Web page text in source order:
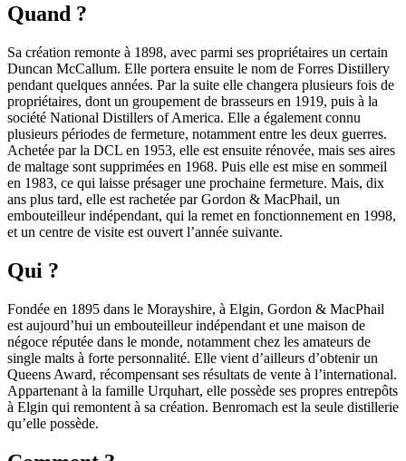
Quand ?
Sa création remonte à 1898, avec parmi ses propriétaires un certain
Duncan McCallum. Elle portera ensuite le nom de Forres Distillery
pendant quelques années. Par la suite elle changera plusieurs fois de
propriétaires, dont un groupement de brasseurs en 1919, puis à la
société National Distillers of America. Elle a également connu
plusieurs périodes de fermeture, notamment entre les deux guerres.
Achetée par la DCL en 1953, elle est ensuite rénovée, mais ses aires
de maltage sont supprimées en 1968. Puis elle est mise en sommeil
en 1983, ce qui laisse présager une prochaine fermeture. Mais, dix
ans plus tard, elle est rachetée par Gordon & MacPhail, un
embouteilleur indépendant, qui la remet en fonctionnement en 1998,
et un centre de visite est ouvert l’année suivante.
Qui ?
Fondée en 1895 dans le Morayshire, à Elgin, Gordon & MacPhail
est aujourd’hui un embouteilleur indépendant et une maison de
négoce réputée dans le monde, notamment chez les amateurs de
single malts à forte personnalité. Elle vient d’ailleurs d’obtenir un
Queens Award, récompensant ses résultats de vente à l’international.
Appartenant à la famille Urquhart, elle possède ses propres entrepôts
à Elgin qui remontent à sa création. Benromach est la seule distillerie
qu’elle possède.